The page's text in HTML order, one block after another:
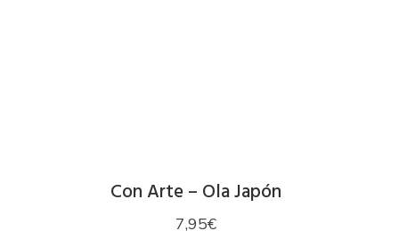
Con Arte – Ola Japón
7,95€